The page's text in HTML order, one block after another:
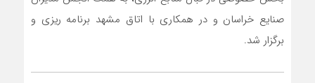
صنایع خراسان و در همکاری با اتاق مشهد برنامه ریزی و
برگزار شد.